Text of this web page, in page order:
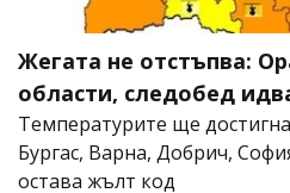
Жегата не отстъпва:
области, следобед
Температурите ще
Бургас, Варна, Добрич,
остава жълт код